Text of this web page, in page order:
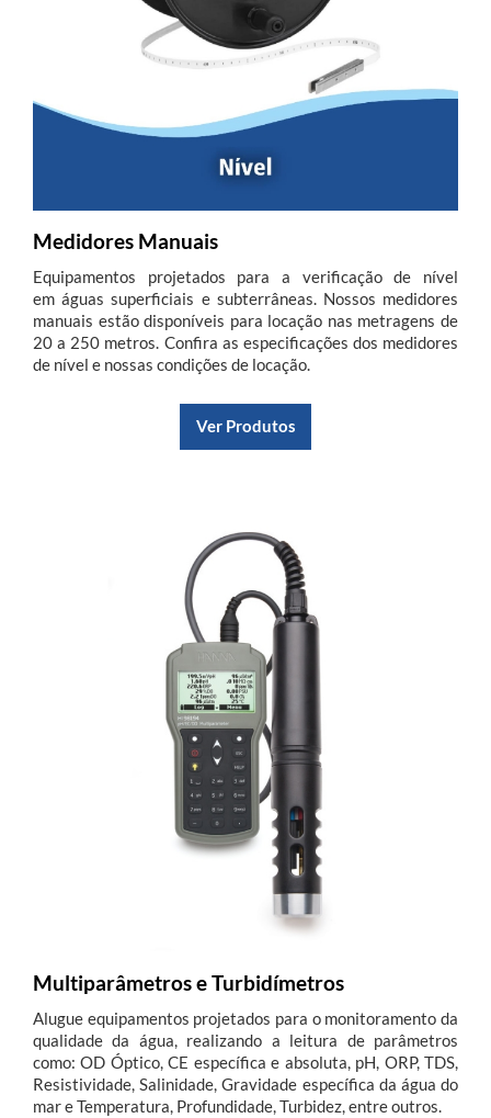
Medidores Manuais
Equipamentos projetados para a verificação de nível
em águas superficiais e subterrâneas. Nossos medidores
manuais estão disponíveis para locação nas metragens de
20 a 250 metros. Confira as especificações dos medidores
de nível e nossas condições de locação.
Ver Produtos
Multiparâmetros e Turbidímetros
Alugue equipamentos projetados para o monitoramento da
qualidade da água, realizando a leitura de parâmetros
como: OD Óptico, CE específica e absoluta, pH, ORP, TDS,
Resistividade, Salinidade, Gravidade específica da água do
mar e Temperatura, Profundidade, Turbidez, entre outros.